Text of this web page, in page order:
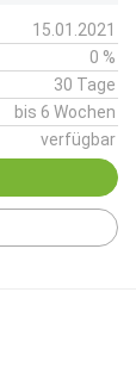
15.01.2021
0 %
30 Tage
bis 6 Wochen
verfügbar